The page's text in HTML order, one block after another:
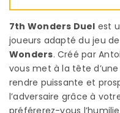
7th Wonders Duel est
joueurs adapté du jeu
Wonders. Créé par
vous met à la tête d’une
rendre puissante et
l’adversaire grâce à
préférerez-vous